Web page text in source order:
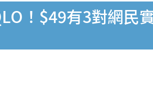
！$49有3對網民